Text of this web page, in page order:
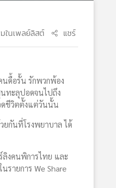
ในเพลย์ลิสต์ แชร์
นดื้อรั้น รักพวกพ้อง
ทะลุปอดจนไปถึง
ดชีวิตตั้งแต่วันนั้น
ยกันที่โรงพยาบาล ได้
ลิงคนพิการไทย และ
ายการ We Share